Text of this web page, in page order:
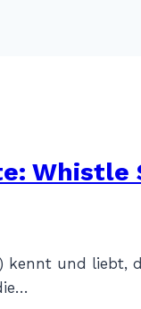
Whistle
kennt und